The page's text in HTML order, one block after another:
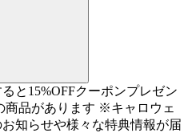
と15%OFFクーポンプレゼン
商品があります ※キャロウェ
知らせや様々な特典情報が届